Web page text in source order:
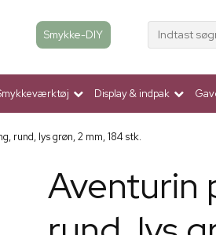
Smykke-DIY Indtast
Display & indpak
rund, lys grøn, 2 mm, 184 stk.
Aventurin